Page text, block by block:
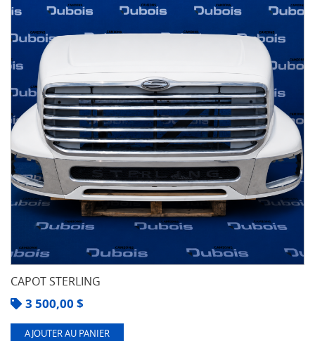
CAPOT STERLING
3 500,00 $
AJOUTER AU PANIER